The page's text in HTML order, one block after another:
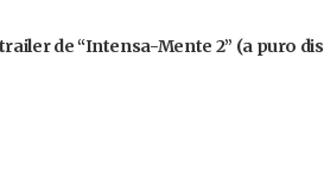
de “Intensa-Mente 2” (a puro